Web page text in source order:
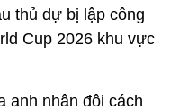
thủ dự bị lập công
Cup 2026 khu vực
anh nhân đôi cách